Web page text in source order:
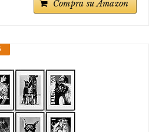
Compra su Amazon